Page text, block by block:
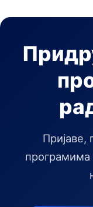
Пријаве,
програмима